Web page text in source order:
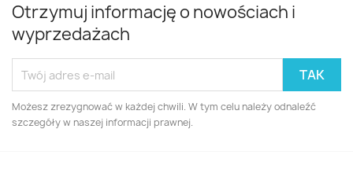
Otrzymuj informację o nowościach i
wyprzedażach
Możesz zrezygnować w każdej chwili. W tym celu należy odnaleźć
szczegóły w naszej informacji prawnej.